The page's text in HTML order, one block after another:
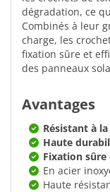
dégradation, ce
Combinés à leur
charge, les
fixation sûre et
des panneaux
Avantages
Résistant à
Haute
Fixation sûre
En acier
Haute